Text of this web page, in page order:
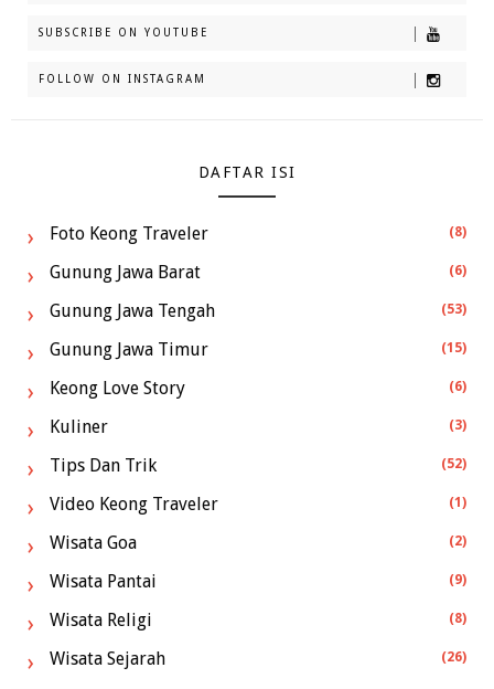
SUBSCRIBE ON YOUTUBE
FOLLOW ON INSTAGRAM
DAFTAR ISI
Foto Keong Traveler (8)
Gunung Jawa Barat (6)
Gunung Jawa Tengah (53)
Gunung Jawa Timur (15)
Keong Love Story (6)
Kuliner (3)
Tips Dan Trik (52)
Video Keong Traveler (1)
Wisata Goa (2)
Wisata Pantai (9)
Wisata Religi (8)
Wisata Sejarah (26)